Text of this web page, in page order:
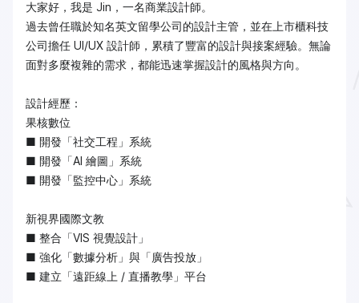
大家好，我是 Jin，一名商業設計師。
過去曾任職於知名英文留學公司的設計主管，並在上市櫃科技
公司擔任 UI/UX 設計師，累積了豐富的設計與接案經驗。無論
面對多麼複雜的需求，都能迅速掌握設計的風格與方向。
設計經歷：
果核數位
■ 開發「社交工程」系統
■ 開發「AI 繪圖」系統
■ 開發「監控中心」系統
新視界國際文教
■ 整合「VIS 視覺設計」
■ 強化「數據分析」與「廣告投放」
■ 建立「遠距線上 / 直播教學」平台